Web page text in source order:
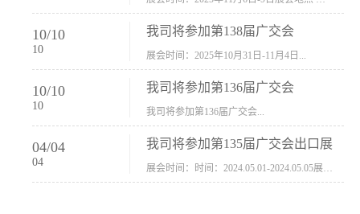
10/10
10
我司将参加第138届广交会
展会时间：2025年10月31日-11月4日...
10/10
10
我司将参加第136届广交会
我司将参加第136届广交会...
04/04
04
我司将参加第135届广交会出口展
展会时间：时间：2024.05.01-2024.05.05展会地址：中国进出口商品交易会展馆福建康莱宝公司展位号12.1G37-38、H11-12，浙江康莱宝展位号17.1B23-24、C19-20...